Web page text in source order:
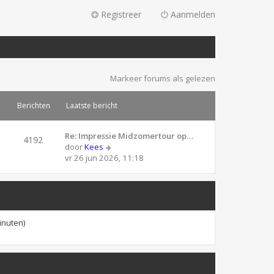
Aanmelden
Registreer
Markeer forums als gelezen
Berichten Laatste bericht
4192
Re: Impressie Midzomertour op…
doorKees
e
i
l
t
s
vr 26 jun 2026, 11:18